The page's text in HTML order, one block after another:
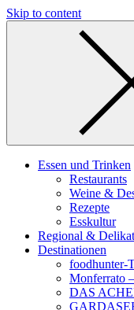
Skip to content
Essen und Trinken
Restaurants
Weine &
Rezepte
Esskultur
Regional & Delikat
Destinationen
foodhunter-
Monferrato
DAS